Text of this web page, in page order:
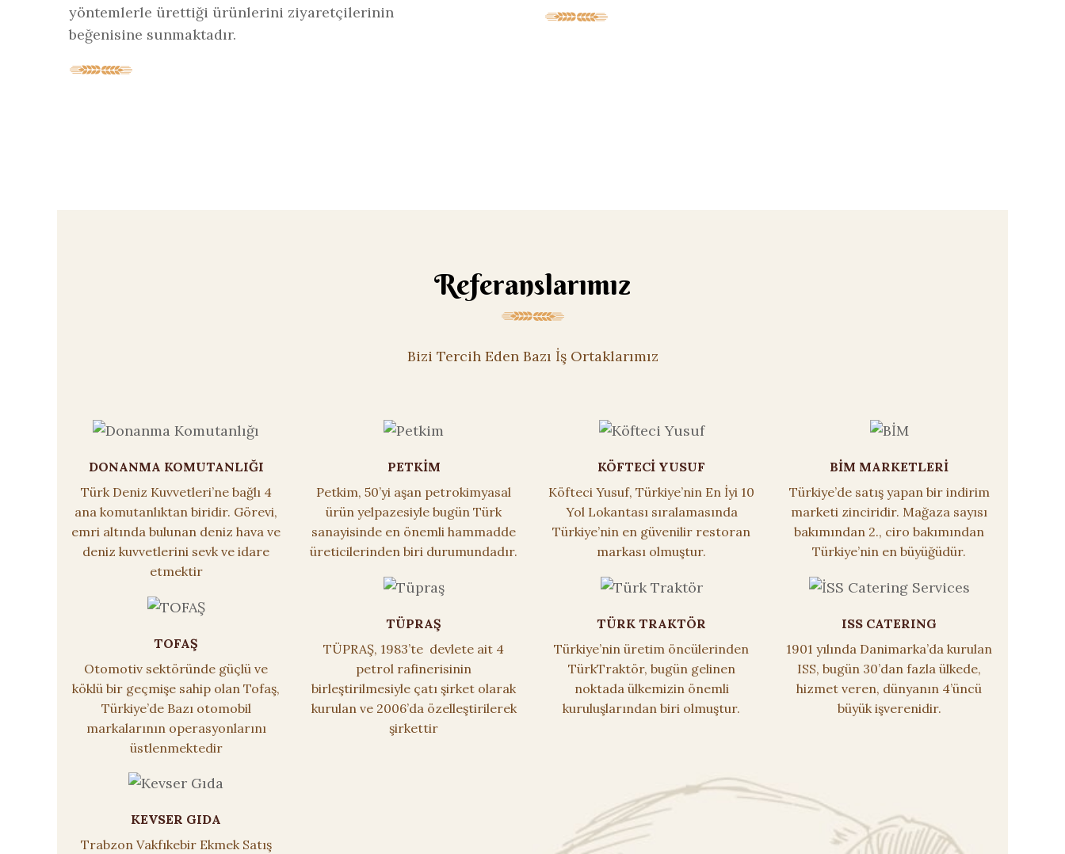
yöntemlerle ürettiği ürünlerini ziyaretçilerinin
beğenisine sunmaktadır.
Referanslarımız
Bizi Tercih Eden Bazı İş Ortaklarımız
DONANMA KOMUTANLIĞI
Türk Deniz Kuvvetleri’ne bağlı 4
ana komutanlıktan biridir. Görevi,
emri altında bulunan deniz hava ve
deniz kuvvetlerini sevk ve idare
etmektir
TOFAŞ
Otomotiv sektöründe güçlü ve
köklü bir geçmişe sahip olan Tofaş,
Türkiye’de Bazı otomobil
markalarının operasyonlarını
üstlenmektedir
KEVSER GIDA
Trabzon Vakfıkebir Ekmek Satış
PETKİM
Petkim, 50’yi aşan petrokimyasal
ürün yelpazesiyle bugün Türk
sanayisinde en önemli hammadde
üreticilerinden biri durumundadır.
TÜPRAŞ
TÜPRAŞ, 1983’te devlete ait 4
petrol rafinerisinin
birleştirilmesiyle çatı şirket olarak
kurulan ve 2006’da özelleştirilerek
şirkettir
KÖFTECİ YUSUF
Köfteci Yusuf, Türkiye’nin En İyi 10
Yol Lokantası sıralamasında
Türkiye’nin en güvenilir restoran
markası olmuştur.
TÜRK TRAKTÖR
Türkiye’nin üretim öncülerinden
TürkTraktör, bugün gelinen
noktada ülkemizin önemli
kuruluşlarından biri olmuştur.
BİM MARKETLERİ
Türkiye’de satış yapan bir indirim
marketi zinciridir. Mağaza sayısı
bakımından 2., ciro bakımından
Türkiye’nin en büyüğüdür.
ISS CATERING
1901 yılında Danimarka’da kurulan
ISS, bugün 30’dan fazla ülkede,
hizmet veren, dünyanın 4’üncü
büyük işverenidir.